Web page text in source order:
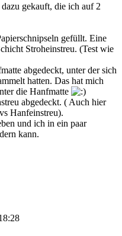
gekauft, die ich auf 2
gefüllt. Eine
Stroheinstreu. (Test wie
abgedeckt, unter der sich
hatten. Das hat mich
die Hanfmatte
abgedeckt. ( Auch hier
Hanfeinstreu).
und ich in ein paar
kann.